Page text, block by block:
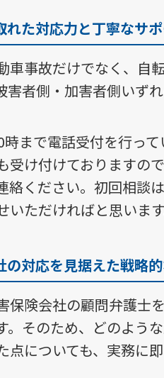
た対応力と丁寧なサ
車事故だけでなく、自
害者側・加害者側いず
まで電話受付を行っ
受け付けておりますの
絡ください。初回相談
ただければと思います
対応を見据えた戦略
保険会社の顧問弁護士
。そのため、どのよう
点についても、実務に